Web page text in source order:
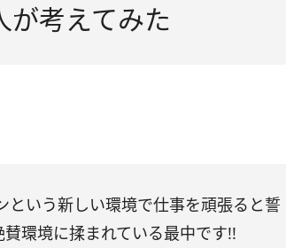
が考えてみた
という新しい環境で仕事を頑張ると誓
環境に揉まれている最中です!!